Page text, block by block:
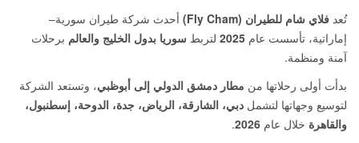
تُعد فلاي شام للطيران (Fly Cham)
أحدث شركة طيران سورية–
إماراتية، تأسست عام 2025 لتربط سوريا بدول الخليج والعالم برحلات
آمنة ومنظمة.
بدأت أولى رحلاتها من مطار دمشق الدولي إلى أبوظبي، وتستعد الشركة
لتوسيع وجهاتها لتشمل دبي، الشارقة، الرياض، جدة، الدوحة، إسطنبول،
والقاهرة خلال عام 2026
.